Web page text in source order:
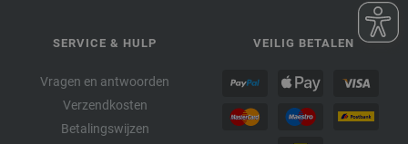
SERVICE & HULP
Vragen en antwoorden
Verzendkosten
Betalingswijzen
VEILIG BETALEN